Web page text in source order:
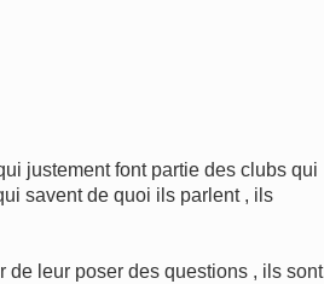
justement font partie des clubs qui
savent de quoi ils parlent , ils
leur poser des questions , ils sont